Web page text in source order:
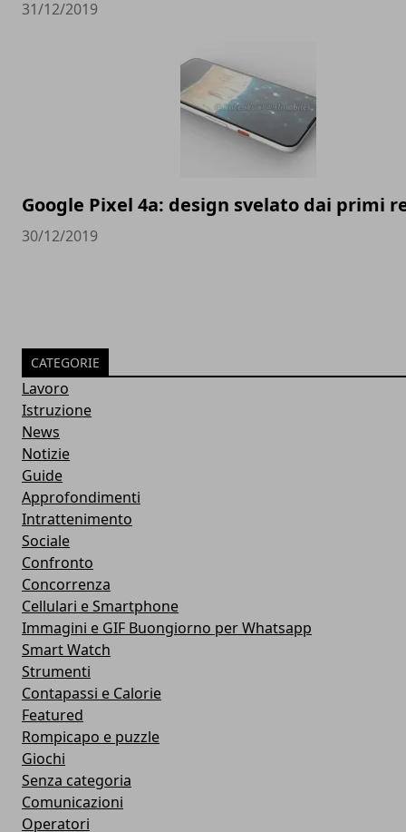
31/12/2019
Google Pixel 4a: design svelato dai primi
30/12/2019
CATEGORIE
Lavoro
Istruzione
News
Notizie
Guide
Approfondimenti
Intrattenimento
Sociale
Confronto
Concorrenza
Cellulari e Smartphone
Immagini e GIF Buongiorno per Whatsapp
Smart Watch
Strumenti
Contapassi e Calorie
Featured
Rompicapo e puzzle
Giochi
Senza categoria
Comunicazioni
Operatori